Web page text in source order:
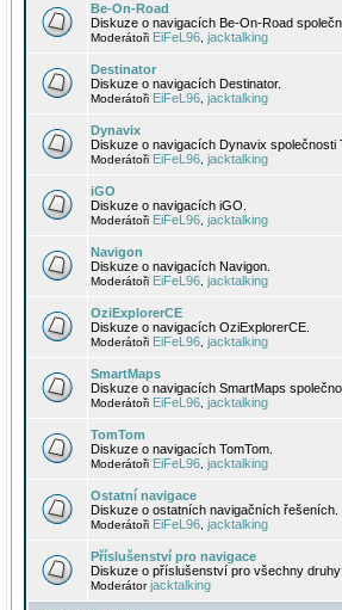
Be-On-Road
Diskuze o navigacích Be-On-Road
Moderátoři EiFeL96 jacktalking
Destinator
Diskuze o navigacích Destinator.
Moderátoři EiFeL96 jacktalking
Dynavix
Diskuze o navigacích Dynavix společnosti
Moderátoři EiFeL96 jacktalking
iGO
Diskuze o navigacích iGO.
Moderátoři EiFeL96 jacktalking
Navigon
Diskuze o navigacích Navigon.
Moderátoři EiFeL96 jacktalking
OziExplorerCE
Diskuze o navigacích OziExplorerCE.
Moderátoři EiFeL96 jacktalking
SmartMaps
Diskuze o navigacích SmartMaps
Moderátoři EiFeL96 jacktalking
TomTom
Diskuze o navigacích TomTom.
Moderátoři EiFeL96 jacktalking
Ostatní navigace
Diskuze o ostatních navigačních řešeních.
Moderátoři EiFeL96 jacktalking
Příslušenství pro navigace
Diskuze o příslušenství pro všechny druhy
Moderátorjacktalking